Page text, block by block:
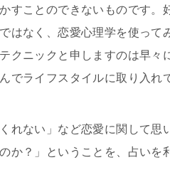
すことのできないものです。
はなく、恋愛心理学を使って
クニックと申しますのは早
でライフスタイルに取り入れ
れない」など恋愛に関して
か？」ということを、占い